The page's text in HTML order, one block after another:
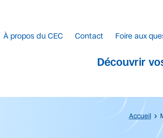
Découvrir
À propos du CEC Contact Foire aux
Accueil